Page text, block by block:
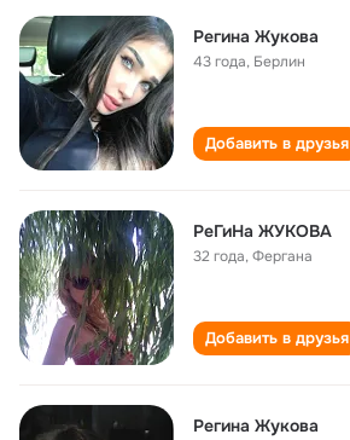
Регина Жукова
43 года, Берлин
Добавить в друзья
РеГиНа ЖУКОВА
32 года,Фергана
Добавить в друзья
Регина Жукова